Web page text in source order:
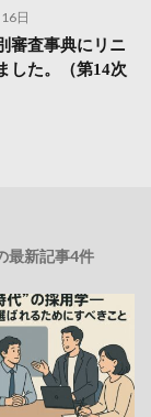
日
審査事典にリニ
した。（第14次
最新記事4件